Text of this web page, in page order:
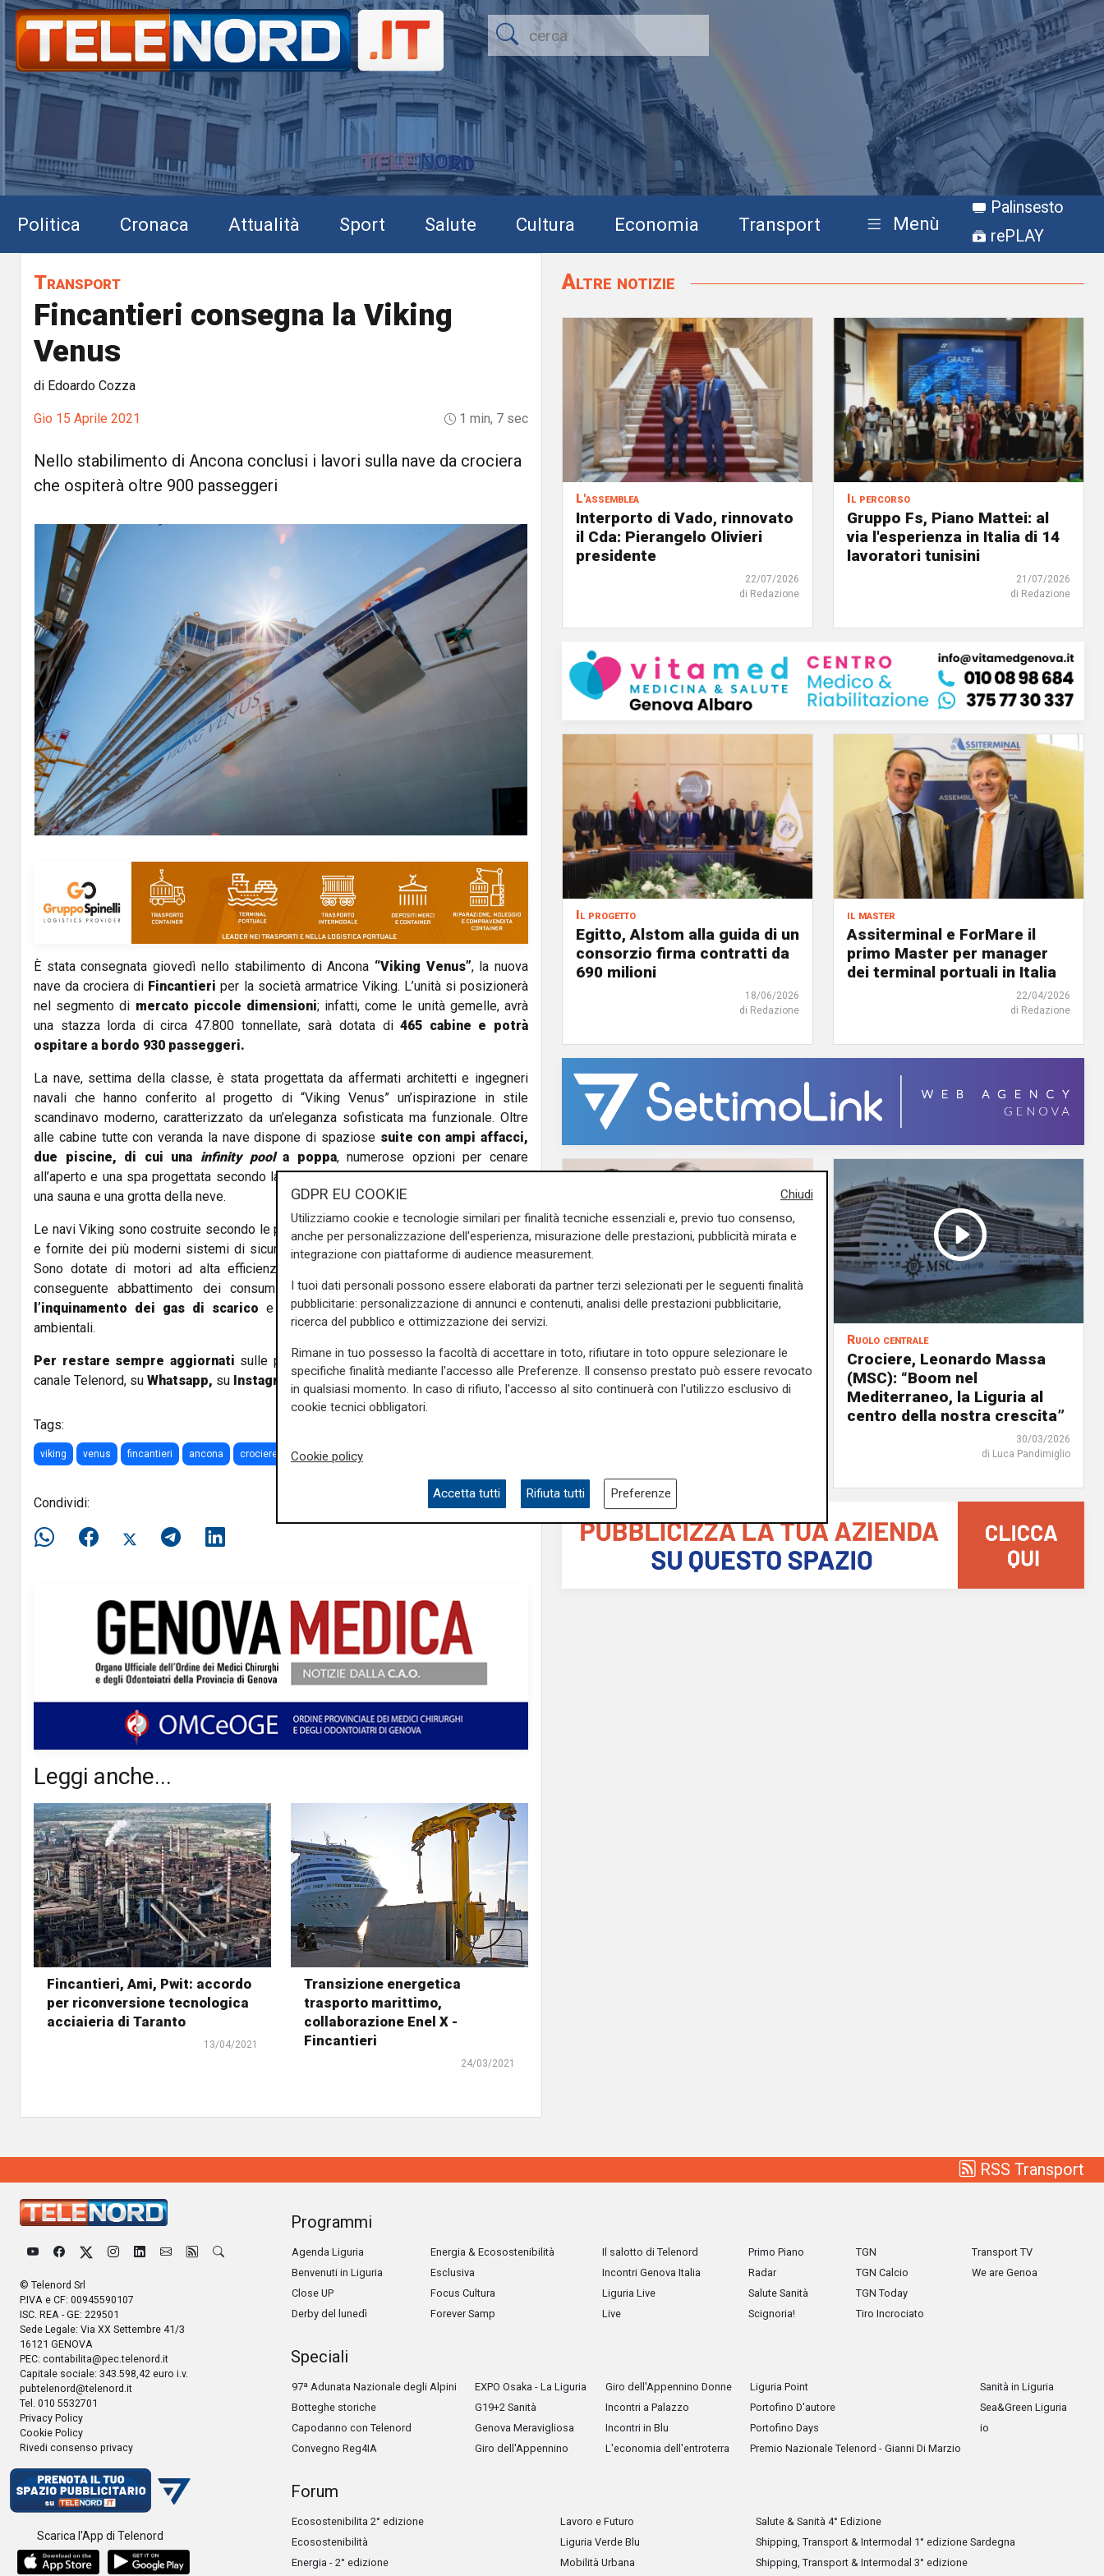
Politica Cronaca Attualità Sport Salute Cultura Economia Transport Menù
Palinsesto
rePLAY
Transport
Fincantieri consegna la Viking
Venus
di Edoardo Cozza
Gio 15 Aprile 2021 1 min, 7 sec
Nello stabilimento di Ancona conclusi i lavori sulla nave da crociera
che ospiterà oltre 900 passeggeri
È stata consegnata giovedì nello stabilimento di Ancona “Viking Venus”, la nuova
nave da crociera di Fincantieri per la società armatrice Viking. L’unità si posizionerà
nel segmento di mercato piccole dimensioni; infatti, come le unità gemelle, avrà
una stazza lorda di circa 47.800 tonnellate, sarà dotata di465 cabine e potrà
ospitare a bordo 930 passeggeri.
La nave, settima della classe, è stata progettata da affermati architetti e ingegneri
navali che hanno conferito al progetto di “Viking Venus” un’ispirazione in stile
scandinavo moderno, caratterizzato da un’eleganza sofisticata ma funzionale. Oltre
alle cabine tutte con veranda la nave dispone di spaziose suite con ampi affacci,
due piscine, di cui una infinity poola poppa, numerose opzioni per cenare
all’aperto e una spa progettata secondo la tradizione del benessere scandinavo, con
una sauna e una grotta della neve.
Le navi Viking sono costruite secondo le più recenti normative in tema di navigazione
e fornite dei più moderni sistemi di sicurezza, compreso il“safe return to port”.
Sono dotate di motori ad alta efficienza, idrodinamica e carena ottimizzate con
conseguente abbattimento dei consumi esistemi che riducono al minimo
l’inquinamento dei gas di scarico e che soddisfano le più severe normative
ambientali.
Per restare sempre aggiornati sulle principali notizie sulla Liguria seguiteci sul
canale Telenord, su Whatsapp, su Instagram , Youtube Facebook
Tags:
viking venus fincantieri ancona crociere
Condividi:
Leggi anche...
Fincantieri, Ami, Pwit: accordo
per riconversione tecnologica
acciaieria di Taranto
13/04/2021
Transizione energetica
trasporto marittimo,
collaborazione Enel X -
Fincantieri
24/03/2021
Altre notizie
L'assemblea
Interporto di Vado, rinnovato
il Cda: Pierangelo Olivieri
presidente
22/07/2026
di Redazione
Il percorso
Gruppo Fs, Piano Mattei: al
via l'esperienza in Italia di 14
lavoratori tunisini
21/07/2026
di Redazione
Il progetto
Egitto, Alstom alla guida di un
consorzio firma contratti da
690 milioni
18/06/2026
di Redazione
il master
Assiterminal e ForMare il
primo Master per manager
dei terminal portuali in Italia
22/04/2026
di Redazione
MSC passa alla nuova
generazione: proprietà
trasferita ai figli del
Ruolo centrale
Crociere, Leonardo Massa
(MSC): “Boom nel
Mediterraneo, la Liguria al
centro della nostra crescita”
30/03/2026
di Luca Pandimiglio
RSS Transport
© Telenord Srl
P.IVA e CF: 00945590107
ISC. REA - GE: 229501
Sede Legale: Via XX Settembre 41/3
16121 GENOVA
PEC: contabilita@pec.telenord.it
Capitale sociale: 343.598,42 euro i.v.
pubtelenord@telenord.it
Tel. 010 5532701
Privacy Policy
Cookie Policy
Rivedi consenso privacy
Scarica l'App di Telenord
Programmi
Agenda Liguria
Benvenuti in Liguria
Close UP
Derby del lunedì
Energia & Ecosostenibilità
Esclusiva
Focus Cultura
Forever Samp
Il salotto di Telenord
Incontri Genova Italia
Liguria Live
Live
Primo Piano
Radar
Salute Sanità
Scignoria!
TGN
TGN Calcio
TGN Today
Tiro Incrociato
Transport TV
We are Genoa
Speciali
97ª Adunata Nazionale degli Alpini
Botteghe storiche
Capodanno con Telenord
Convegno Reg4IA
EXPO Osaka - La Liguria
G19+2 Sanità
Genova Meravigliosa
Giro dell'Appennino
Giro dell'Appennino Donne
Incontri a Palazzo
Incontri in Blu
L'economia dell'entroterra
Liguria Point
Portofino D'autore
Portofino Days
Premio Nazionale Telenord - Gianni Di Marzio
Sanità in Liguria
Sea&Green Liguria
io
Forum
Ecosostenibilita 2° edizione
Ecosostenibilità
Energia - 2° edizione
Lavoro e Futuro
Liguria Verde Blu
Mobilità Urbana
Salute & Sanità 4° Edizione
Shipping, Transport & Intermodal 1° edizione Sardegna
Shipping, Transport & Intermodal 3° edizione
Chiudi
GDPR EU COOKIE
Utilizziamo cookie e tecnologie similari per finalità tecniche essenziali e, previo tuo consenso,
anche per personalizzazione dell'esperienza, misurazione delle prestazioni, pubblicità mirata e
integrazione con piattaforme di audience measurement.
I tuoi dati personali possono essere elaborati da partner terzi selezionati per le seguenti finalità
pubblicitarie: personalizzazione di annunci e contenuti, analisi delle prestazioni pubblicitarie,
ricerca del pubblico e ottimizzazione dei servizi.
Rimane in tuo possesso la facoltà di accettare in toto, rifiutare in toto oppure selezionare le
specifiche finalità mediante l'accesso alle Preferenze. Il consenso prestato può essere revocato
in qualsiasi momento. In caso di rifiuto, l'accesso al sito continuerà con l'utilizzo esclusivo di
cookie tecnici obbligatori.
Cookie policy
Accetta tutti Rifiuta tutti Preferenze